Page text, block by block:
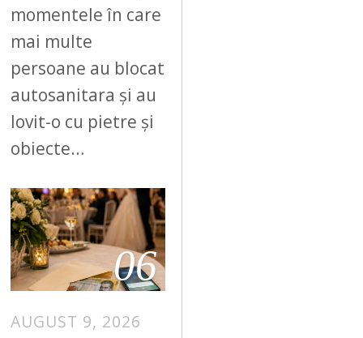
momentele în care
mai multe
persoane au blocat
autosanitara și au
lovit-o cu pietre și
obiecte…
06
AUGUST 9, 2026